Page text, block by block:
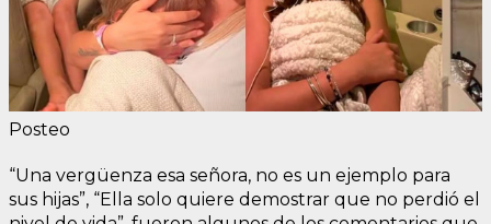
Posteo
“Una vergüenza esa señora, no es un ejemplo para
sus hijas”, “Ella solo quiere demostrar que no perdió el